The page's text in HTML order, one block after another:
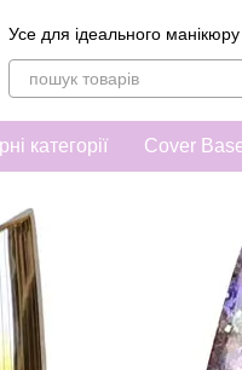
Усе для ідеального манікюру
категорії Cover